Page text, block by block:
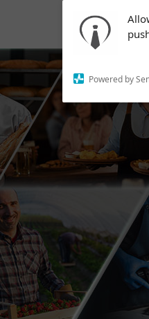
Powered by
To enable
on the